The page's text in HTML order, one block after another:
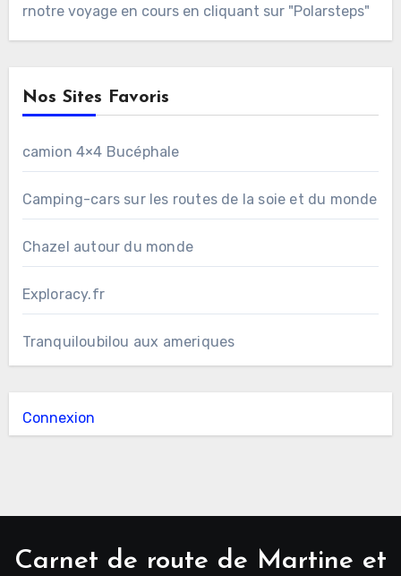
rnotre voyage en cours en cliquant sur "Polarsteps"
Nos Sites Favoris
camion 4×4 Bucéphale
Camping-cars sur les routes de la soie et du monde
Chazel autour du monde
Exploracy.fr
Tranquiloubilou aux ameriques
Connexion
Carnet de route de Martine et